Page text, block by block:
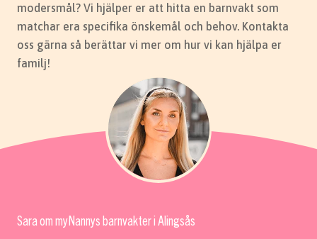
modersmål? Vi hjälper er att hitta en barnvakt som
matchar era specifika önskemål och behov. Kontakta
oss gärna så berättar vi mer om hur vi kan hjälpa er
familj!
Sara om myNannys barnvakter i Alingsås